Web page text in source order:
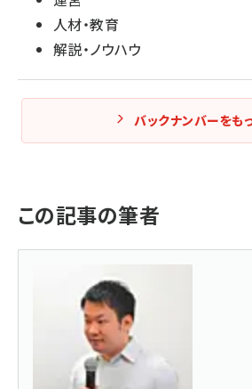
人材・教育
解説・ノウハウ
バックナンバーをも
この記事の筆者